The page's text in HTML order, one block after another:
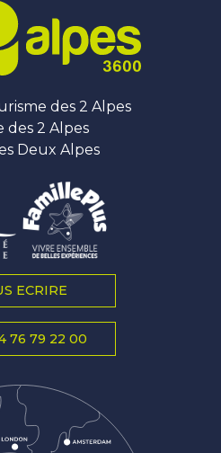
des 2 Alpes
des 2 Alpes
Deux Alpes
ECRIRE
76 79 22 00